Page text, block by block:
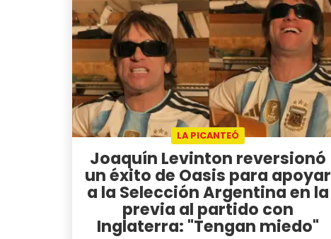
LA PICANTEÓ
Joaquín Levinton reversionó
un éxito de Oasis para apoyar
a la Selección Argentina en la
previa al partido con
Inglaterra: "Tengan miedo"